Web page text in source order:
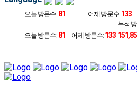
오늘 방문수: 81 어제 방문수: 133
오늘 방문수: 81 어제 방문수: 133
누적